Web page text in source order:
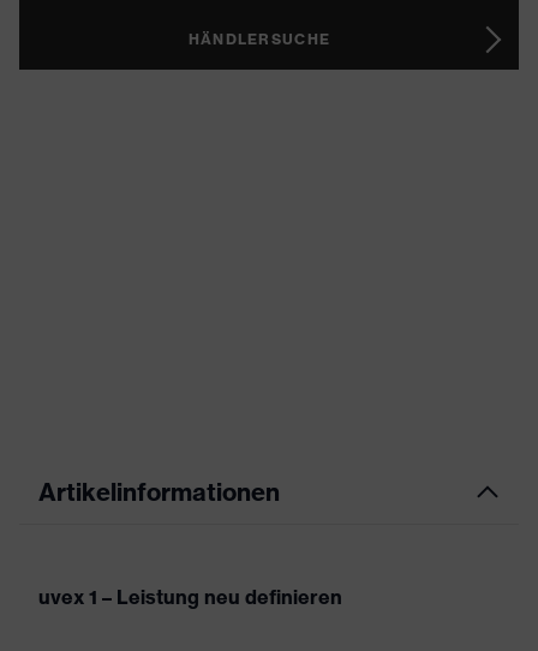
HÄNDLERSUCHE
Artikelinformationen
uvex 1 – Leistung neu definieren